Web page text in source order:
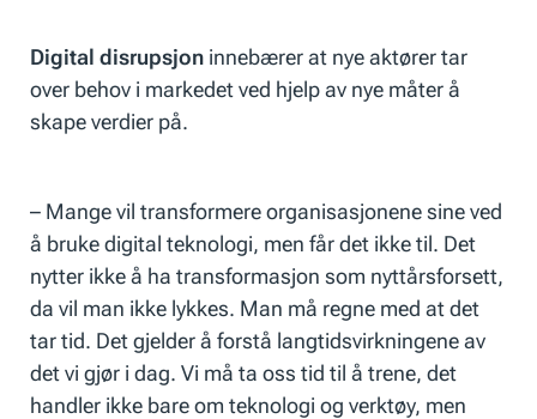
Digital disrupsjon innebærer at nye aktører tar
over behov i markedet ved hjelp av nye måter å
skape verdier på.
– Mange vil transformere organisasjonene sine ved
å bruke digital teknologi, men får det ikke til. Det
nytter ikke å ha transformasjon som nyttårsforsett,
da vil man ikke lykkes. Man må regne med at det
tar tid. Det gjelder å forstå langtidsvirkningene av
det vi gjør i dag. Vi må ta oss tid til å trene, det
handler ikke bare om teknologi og verktøy, men